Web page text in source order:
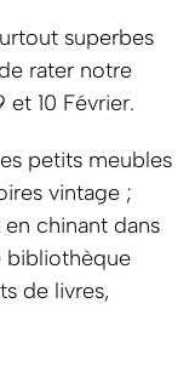
superbes
rater notre
10 Février.
petits meubles
vintage ;
chinant dans
bibliothèque
de livres,